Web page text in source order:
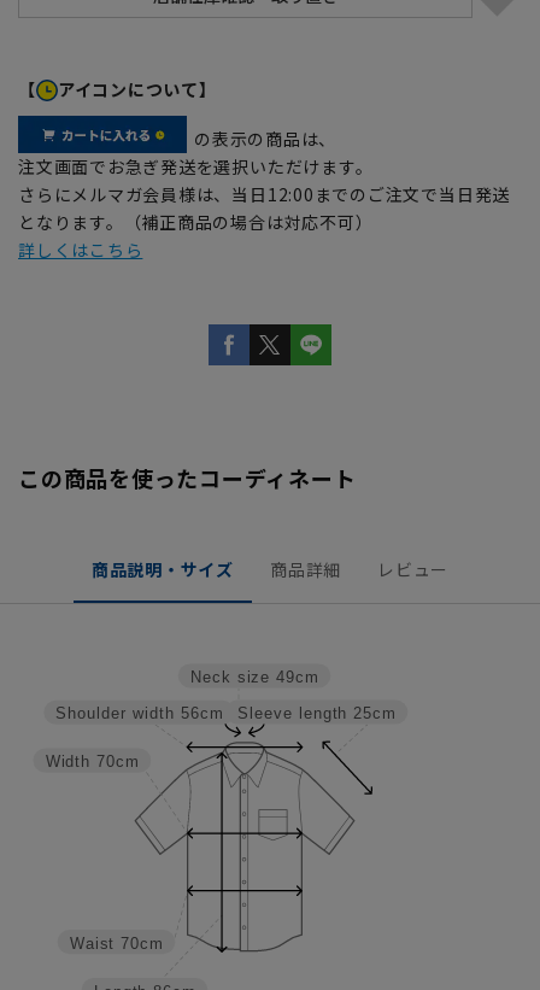
【 アイコンについて】
の表示の商品は、
注文画面でお急ぎ発送を選択いただけます。
さらにメルマガ会員様は、当日12:00までのご注文で当日発送
となります。（補正商品の場合は対応不可）
詳しくはこちら
この商品を使ったコーディネート
商品説明・サイズ 商品詳細 レビュー
Sleeve length 25cm
Neck size 49cm
Waist 70cm
Width 70cm
Shoulder width 56cm